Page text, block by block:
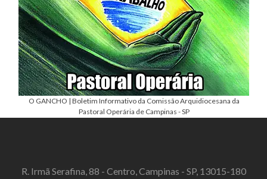
O GANCHO | Boletim Informativo da Comissão Arquidiocesana da
Pastoral Operária de Campinas - SP
R. Irmã Serafina, 88 - Centro, Campinas - SP, 13015-180